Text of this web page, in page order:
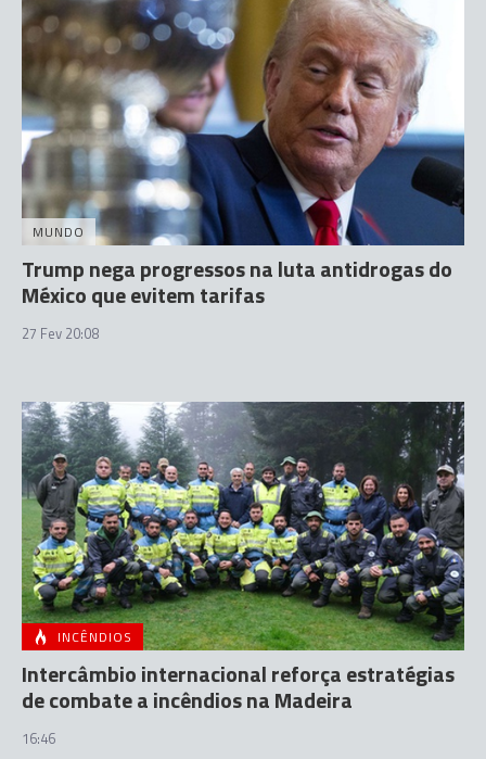
MUNDO
Trump nega progressos na luta antidrogas do
México que evitem tarifas
27 Fev 20:08
INCÊNDIOS
Intercâmbio internacional reforça estratégias
de combate a incêndios na Madeira
16:46